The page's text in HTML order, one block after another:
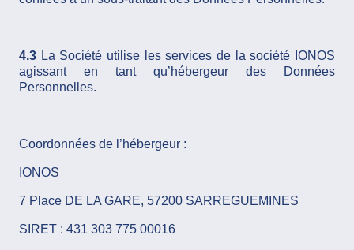
4.3 La Société utilise les services de la société IONOS
agissant en tant qu’hébergeur des Données
Personnelles.
Coordonnées de l’hébergeur :
IONOS
7 Place DE LA GARE, 57200 SARREGUEMINES
SIRET : 431 303 775 00016